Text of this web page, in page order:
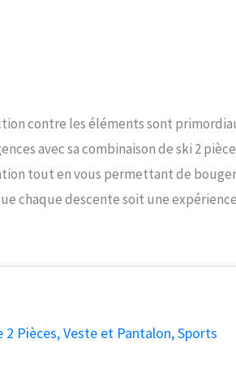
contre les éléments sont
avec sa combinaison de ski 2
tout en vous permettant de bouger
chaque descente soit une
2 Pièces, Veste et Pantalon, Sports